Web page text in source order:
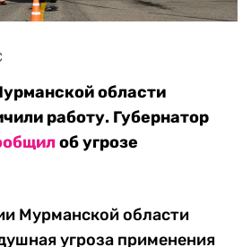
области
работу. Губернатор
об угрозе
Мурманской области
угроза применения